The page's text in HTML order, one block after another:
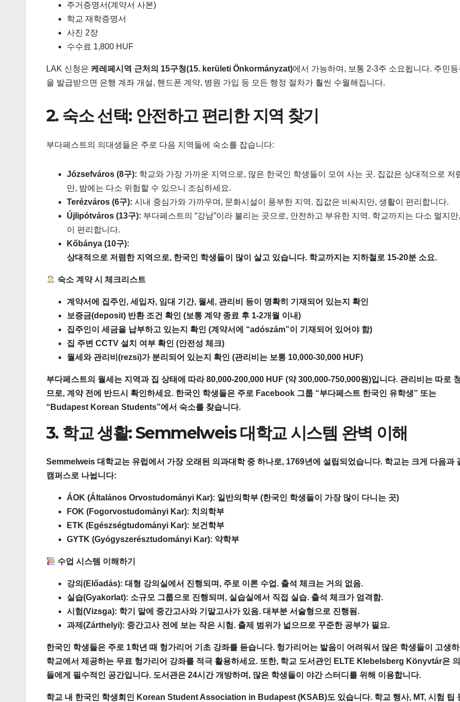
주거증명서(계약서 사본)
학교 재학증명서
사진 2장
수수료 1,800 HUF
LAK 신청은 케레페시역 근처의 15구청(15. kerületi Önkormányzat)에서 가능하며, 보통 2-3주 소요됩니다. 주민등
을 발급받으면 은행 계좌 개설, 핸드폰 계약, 병원 가입 등 모든 행정 절차가 훨씬 수월해집니다.
2. 숙소 선택: 안전하고 편리한 지역 찾기
부다페스트의 의대생들은 주로 다음 지역들에 숙소를 잡습니다:
Józsefváros (8구): 학교와 가장 가까운 지역으로, 많은 한국인 학생들이 모여 사는 곳. 집값은 상대적으로 저
만, 밤에는 다소 위험할 수 있으니 조심하세요.
Terézváros (6구): 시내 중심가와 가까우며, 문화시설이 풍부한 지역. 집값은 비싸지만, 생활이 편리합니다.
Újlipótváros (13구): 부다페스트의 “강남”이라 불리는 곳으로, 안전하고 부유한 지역. 학교까지는 다소 멀지만
이 편리합니다.
Kőbánya (10구):
상대적으로 저렴한 지역으로, 한국인 학생들이 많이 살고 있습니다. 학교까지는 지하철로 15-20분 소요.
숙소 계약 시 체크리스트
계약서에 집주인, 세입자, 임대 기간, 월세, 관리비 등이 명확히 기재되어 있는지 확인
보증금(deposit) 반환 조건 확인 (보통 계약 종료 후 1-2개월 이내)
집주인이 세금을 납부하고 있는지 확인 (계약서에 “adószám”이 기재되어 있어야 함)
집 주변 CCTV 설치 여부 확인 (안전성 체크)
월세와 관리비(rezsi)가 분리되어 있는지 확인 (관리비는 보통 10,000-30,000 HUF)
부다페스트의 월세는 지역과 집 상태에 따라 80,000-200,000 HUF (약 300,000-750,000원)입니다. 관리비는 따로
므로, 계약 전에 반드시 확인하세요. 한국인 학생들은 주로 Facebook 그룹 “부다페스트 한국인 유학생” 또는
“Budapest Korean Students”에서 숙소를 찾습니다.
3. 학교 생활: Semmelweis 대학교 시스템 완벽 이해
Semmelweis 대학교는 유럽에서 가장 오래된 의과대학 중 하나로, 1769년에 설립되었습니다. 학교는 크게 다음과
캠퍼스로 나뉩니다:
ÁOK (Általános Orvostudományi Kar): 일반의학부 (한국인 학생들이 가장 많이 다니는 곳)
FOK (Fogorvostudományi Kar): 치의학부
ETK (Egészségtudományi Kar): 보건학부
GYTK (Gyógyszerésztudományi Kar): 약학부
수업 시스템 이해하기
강의(Előadás): 대형 강의실에서 진행되며, 주로 이론 수업. 출석 체크는 거의 없음.
실습(Gyakorlat): 소규모 그룹으로 진행되며, 실습실에서 직접 실습. 출석 체크가 엄격함.
시험(Vizsga): 학기 말에 중간고사와 기말고사가 있음. 대부분 서술형으로 진행됨.
과제(Zárthelyi): 중간고사 전에 보는 작은 시험. 출제 범위가 넓으므로 꾸준한 공부가 필요.
한국인 학생들은 주로 1학년 때 헝가리어 기초 강좌를 듣습니다. 헝가리어는 발음이 어려워서 많은 학생들이 고생
학교에서 제공하는 무료 헝가리어 강좌를 적극 활용하세요. 또한, 학교 도서관인 ELTE Klebelsberg Könyvtár은
들에게 필수적인 공간입니다. 도서관은 24시간 개방하며, 많은 학생들이 야간 스터디를 위해 이용합니다.
학교 내 한국인 학생회인 Korean Student Association in Budapest (KSAB)도 있습니다. 학교 행사, MT, 시험 팁